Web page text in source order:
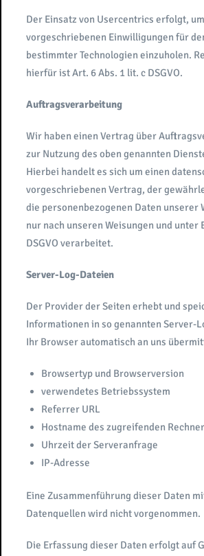
Der Einsatz von Usercentrics erfolgt,
vorgeschriebenen Einwilligungen für
bestimmter Technologien einzuholen.
hierfür ist Art. 6 Abs. 1 lit. c DSGVO.
Auftragsverarbeitung
Wir haben einen Vertrag über
zur Nutzung des oben genannten
Hierbei handelt es sich um einen
vorgeschriebenen Vertrag, der
die personenbezogenen Daten unserer
nur nach unseren Weisungen und unter
DSGVO verarbeitet.
Server-Log-Dateien
Der Provider der Seiten erhebt und
Informationen in so genannten Server-
Ihr Browser automatisch an uns
Browsertyp und Browserversion
verwendetes Betriebssystem
Referrer URL
Hostname des zugreifenden
Uhrzeit der Serveranfrage
IP-Adresse
Eine Zusammenführung dieser Daten
Datenquellen wird nicht vorgenommen.
Die Erfassung dieser Daten erfolgt auf